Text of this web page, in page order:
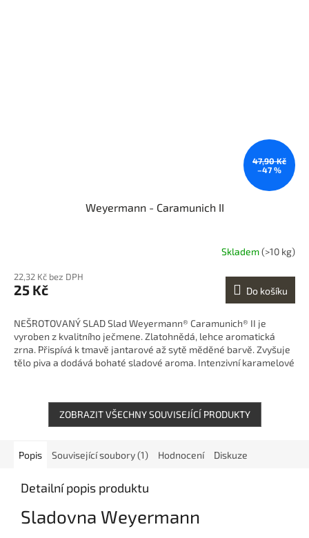
47,90 Kč
–47 %
Weyermann - Caramunich II
Skladem(>10 kg)
22,32 Kč bez DPH
25 Kč Do košíku
NEŠROTOVANÝ SLAD Slad Weyermann® Caramunich® II je
vyroben z kvalitního ječmene. Zlatohnědá, lehce aromatická
zrna. Přispívá k tmavě jantarové až sytě měděné barvě. Zvyšuje
tělo piva a dodává bohaté sladové aroma. Intenzivní karamelové
ZOBRAZIT VŠECHNY SOUVISEJÍCÍ PRODUKTY
Popis Související soubory (1) Hodnocení Diskuze
Detailní popis produktu
Sladovna Weyermann